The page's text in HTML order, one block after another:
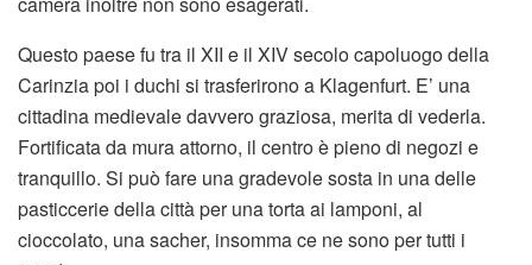
Questo paese fu tra il XII e il XIV secolo capoluogo della
Carinzia poi i duchi si trasferirono a Klagenfurt. E’ una
cittadina medievale davvero graziosa, merita di vederla.
Fortificata da mura attorno, il centro è pieno di negozi e
tranquillo. Si può fare una gradevole sosta in una delle
pasticcerie della città per una torta ai lamponi, al
cioccolato, una sacher, insomma ce ne sono per tutti i